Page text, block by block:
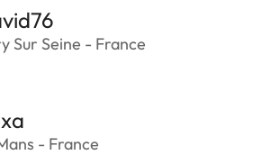
Sur Seine - France
- France